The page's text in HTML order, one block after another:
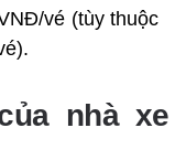
vé (tùy thuộc
nhà xe